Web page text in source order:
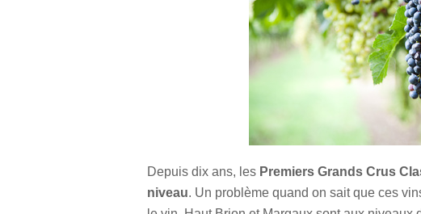
Depuis dix ans, les Premiers Grands Crus
niveau. Un problème quand on sait que ces